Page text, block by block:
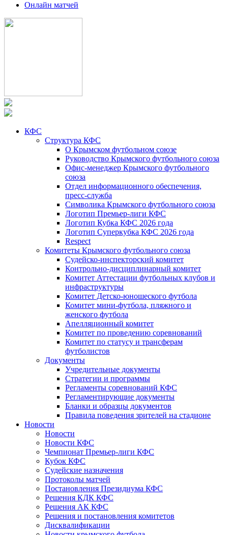
Онлайн матчей
КФС
Структура КФС
О Крымском футбольном союзе
Руководство Крымского футбольного союза
Офис-менеджер Крымского футбольного
союза
Отдел информационного обеспечения,
пресс-служба
Символика Крымского футбольного союза
Логотип Премьер-лиги КФС
Логотип Кубка КФС 2026 года
Логотип Суперкубка КФС 2026 года
Respect
Комитеты Крымского футбольного союза
Судейско-инспекторский комитет
Контрольно-дисциплинарный комитет
Комитет Аттестации футбольных клубов и
инфраструктуры
Комитет Детско-юношеского футбола
Комитет мини-футбола, пляжного и
женского футбола
Апелляционный комитет
Комитет по проведению соревнований
Комитет по статусу и трансферам
футболистов
Документы
Учредительные документы
Стратегии и программы
Регламенты соревнований КФС
Регламентирующие документы
Бланки и образцы документов
Правила поведения зрителей на стадионе
Новости
Новости
Новости КФС
Чемпионат Премьер-лиги КФС
Кубок КФС
Судейские назначения
Протоколы матчей
Постановления Президиума КФС
Решения КДК КФС
Решения АК КФС
Решения и постановления комитетов
Дисквалификации